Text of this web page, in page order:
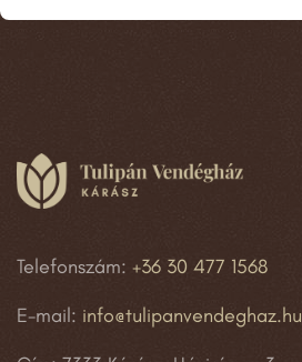
Telefonszám: +36 30 477 1568
E-mail: info@tulipanvendeghaz.hu